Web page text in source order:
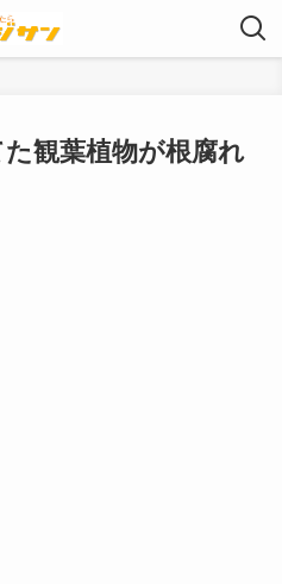
観葉植物が根腐れ